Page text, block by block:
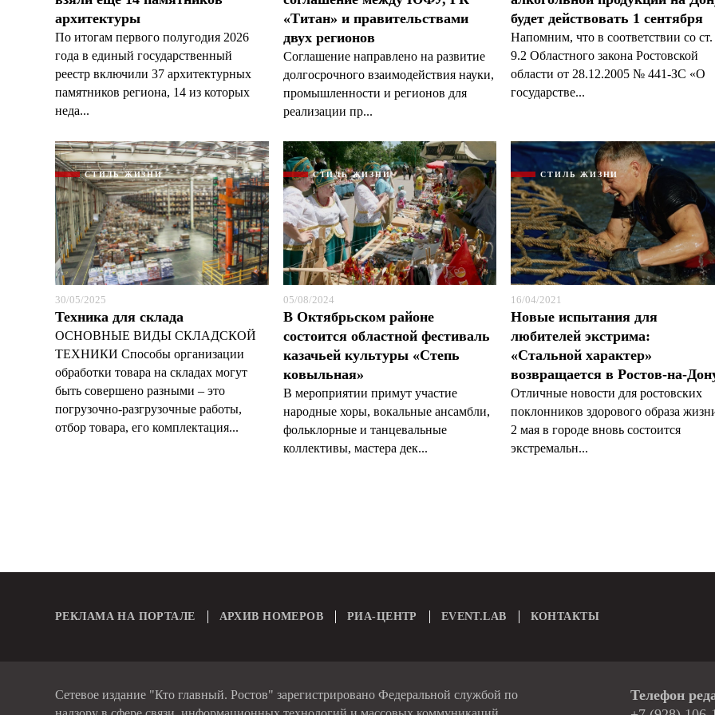
архитектуры
По итогам первого полугодия 2026
года в единый государственный
реестр включили 37 архитектурных
памятников региона, 14 из которых
неда...
«Титан» и правительствами
двух регионов
Соглашение направлено на развитие
долгосрочного взаимодействия науки,
промышленности и регионов для
реализации пр...
будет действовать 1 сентября
Напомним, что в соответствии со ст.
9.2 Областного закона Ростовской
области от 28.12.2005 № 441-ЗС «О
государстве...
СТИЛЬ ЖИЗНИ
30/05/2025
Техника для склада
ОСНОВНЫЕ ВИДЫ СКЛАДСКОЙ
ТЕХНИКИ Способы организации
обработки товара на складах могут
быть совершено разными – это
погрузочно-разгрузочные работы,
отбор товара, его комплектация...
СТИЛЬ ЖИЗНИ
05/08/2024
В Октябрьском районе
состоится областной фестиваль
казачьей культуры «Степь
ковыльная»
В мероприятии примут участие
народные хоры, вокальные ансамбли,
фольклорные и танцевальные
коллективы, мастера дек...
СТИЛЬ ЖИЗНИ
16/04/2021
Новые испытания для
любителей экстрима:
«Стальной характер»
возвращается в Ростов-на-
Отличные новости для ростовских
поклонников здорового образа
2 мая в городе вновь состоится
экстремальн...
РЕКЛАМА НА ПОРТАЛЕ АРХИВ НОМЕРОВ РИА-ЦЕНТР EVENT.LAB КОНТАКТЫ
Сетевое издание "Кто главный. Ростов" зарегистрировано Федеральной службой по
Телефон